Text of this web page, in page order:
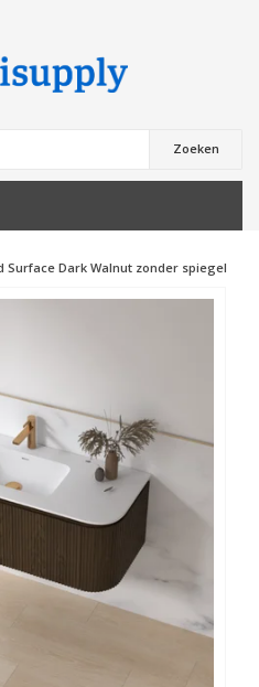
Zoeken
Surface Dark Walnut zonder spiegel